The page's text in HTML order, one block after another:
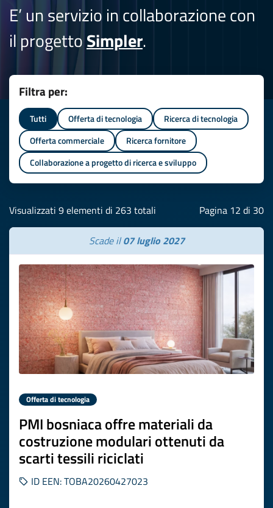
E’ un servizio in collaborazione con
il progettoSimpler.
Filtra per:
Tutti Offerta di tecnologia
Ricerca di tecnologia
Offerta commerciale
Ricerca fornitore
Collaborazione a progetto di ricerca e sviluppo
Visualizzati 9 elementi di 263 totali Pagina 12 di 30
Scade il07 luglio 2027
Offerta di tecnologia
PMI bosniaca offre materiali da
costruzione modulari ottenuti da
scarti tessili riciclati
ID EEN: TOBA20260427023